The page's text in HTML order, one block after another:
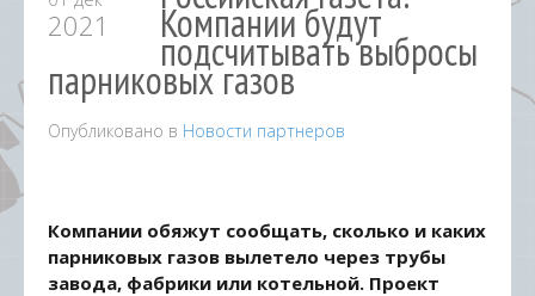
2021 Компании будут
подсчитывать выбросы
парниковых газов
Опубликовано в Новости партнеров
Компании обяжут сообщать, сколько и каких
парниковых газов вылетело через трубы
завода, фабрики или котельной. Проект